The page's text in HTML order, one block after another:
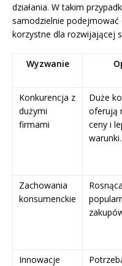
działania. W takim
samodzielnie
korzystne dla rozwijającej
Wyzwanie
Konkurencja z
dużymi
firmami
Duże
oferują
ceny i
warunki.
Zachowania
konsumenckie
Rosnąca
Innowacje